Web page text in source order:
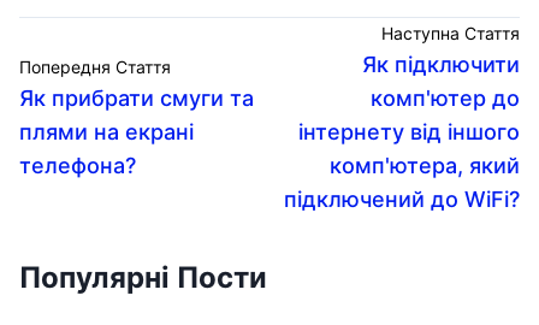
Попередня Стаття
Як прибрати смуги та
плями на екрані
телефона?
Наступна Стаття
Як підключити
комп'ютер до
інтернету від іншого
комп'ютера, який
підключений до WiFi?
Популярні Пости